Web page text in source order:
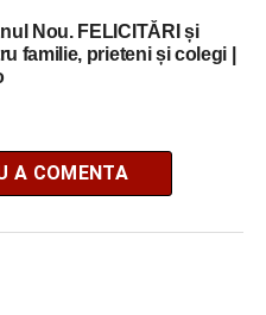
Nou. FELICITĂRI și
familie, prieteni și colegi |
A COMENTA